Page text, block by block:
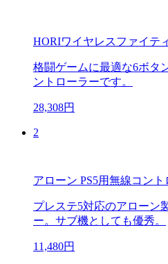
HORIワイヤレスファイテ
格闘ゲームに最適な6ボタ
ントローラーです。
28,308円
2
アローン PS5用無線コント
プレステ5対応のアローン
ー。サブ機としても優秀。
11,480円